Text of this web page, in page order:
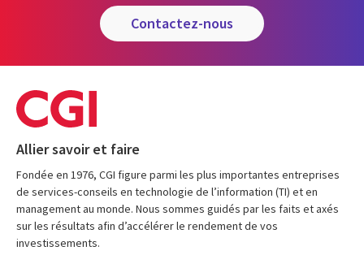
contactez-nous
Allier savoir et faire
Fondée en 1976, CGI figure parmi les plus importantes entreprises
de services-conseils en technologie de l’information (TI) et en
management au monde. Nous sommes guidés par les faits et axés
sur les résultats afin d’accélérer le rendement de vos
investissements.